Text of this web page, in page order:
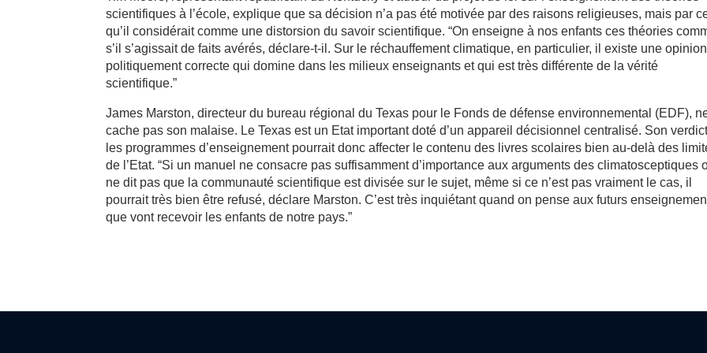
scientifiques à l’école, explique que sa décision n’a pas été motivée par des raisons religieuses, mais par
qu’il considérait comme une distorsion du savoir scientifique. “On enseigne à nos enfants ces théories
s’il s’agissait de faits avérés, déclare-t-il. Sur le réchauffement climatique, en particulier, il existe une opinion
politiquement correcte qui domine dans les milieux enseignants et qui est très différente de la vérité
scientifique.”
James Marston, directeur du bu­reau régional du Texas pour le Fonds de défense environnemental (EDF),
cache pas son malaise. Le Texas est un Etat important doté d’un appareil décisionnel centralisé. Son
les programmes d’enseignement pourrait donc affecter le contenu des livres scolaires bien au-delà des
de l’Etat. “Si un manuel ne consacre pas suffisamment d’importance aux arguments des climatosceptiques
ne dit pas que la communauté scientifique est divisée sur le sujet, même si ce n’est pas vraiment le cas, il
pourrait très bien être refusé, déclare Marston. C’est très inquiétant quand on pense aux futurs
que vont recevoir les enfants de notre pays.”